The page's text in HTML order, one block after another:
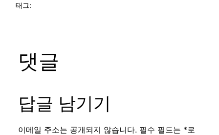
태그:
댓글
답글 남기기
이메일 주소는 공개되지 않습니다. 필수 필드는 *로